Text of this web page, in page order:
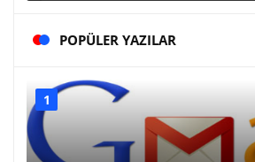
POPÜLER YAZILAR